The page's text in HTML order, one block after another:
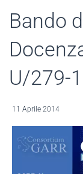
Bando
U/279-
11 Aprile 2014